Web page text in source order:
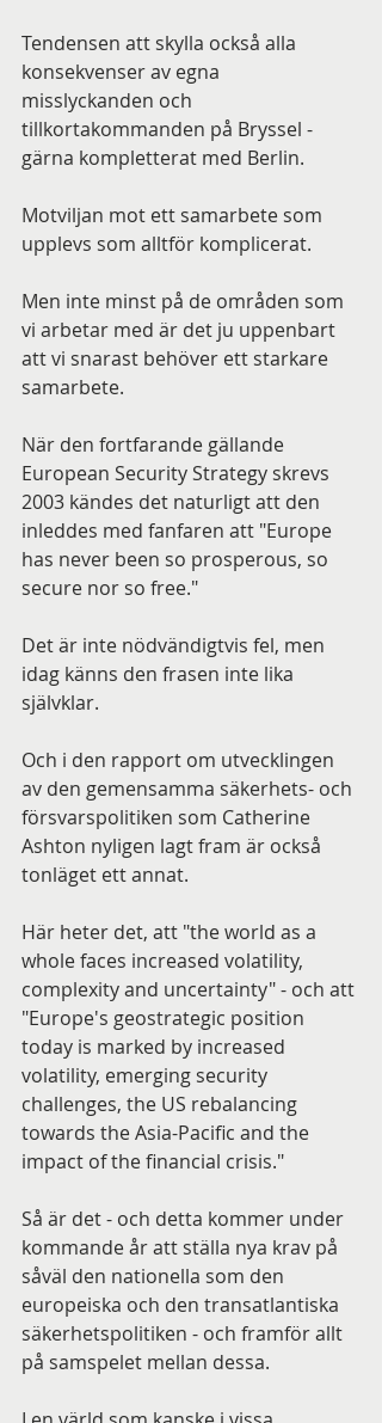
Tendensen att skylla också alla
konsekvenser av egna
misslyckanden och
tillkortakommanden på Bryssel -
gärna kompletterat med Berlin.
Motviljan mot ett samarbete som
upplevs som alltför komplicerat.
Men inte minst på de områden som
vi arbetar med är det ju uppenbart
att vi snarast behöver ett starkare
samarbete.
När den fortfarande gällande
European Security Strategy skrevs
2003 kändes det naturligt att den
inleddes med fanfaren att "Europe
has never been so prosperous, so
secure nor so free."
Det är inte nödvändigtvis fel, men
idag känns den frasen inte lika
självklar.
Och i den rapport om utvecklingen
av den gemensamma säkerhets- och
försvarspolitiken som Catherine
Ashton nyligen lagt fram är också
tonläget ett annat.
Här heter det, att "the world as a
whole faces increased volatility,
complexity and uncertainty" - och att
"Europe's geostrategic position
today is marked by increased
volatility, emerging security
challenges, the US rebalancing
towards the Asia-Pacific and the
impact of the financial crisis."
Så är det - och detta kommer under
kommande år att ställa nya krav på
såväl den nationella som den
europeiska och den transatlantiska
säkerhetspolitiken - och framför allt
på samspelet mellan dessa.